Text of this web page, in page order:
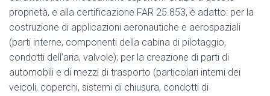
proprietà, e alla certificazione FAR 25.853, è adatto: per la
costruzione di applicazioni aeronautiche e aerospaziali
(parti interne, componenti della cabina di pilotaggio,
condotti dell’aria, valvole); per la creazione di parti di
automobili e di mezzi di trasporto (particolari interni dei
veicoli, coperchi, sistemi di chiusura, condotti di